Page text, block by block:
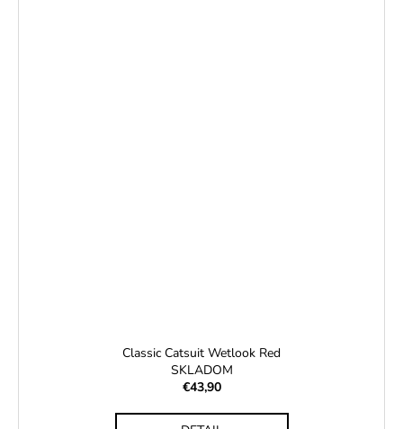
Classic Catsuit Wetlook Red
SKLADOM
€43,90